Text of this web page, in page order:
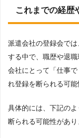
これまでの経歴
派遣会社の登録会で
する中で、職歴や退
会社にとって「仕事
れ登録を断られる可能
具体的には、下記の
断られる可能性があり